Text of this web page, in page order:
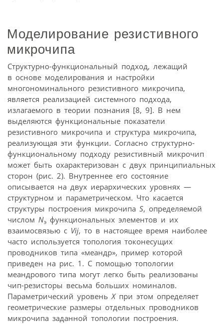
Моделирование резистивного
микрочипа
Структурно-функциональный подход, лежащий
в основе моделирования и настройки
многономинального резистивного микрочипа,
является реализацией системного подхода,
излагаемого в теории познания [8, 9]. В нем
выделяются функциональные показатели
резистивного микрочипа и структура микрочипа,
реализующая эти функции. Согласно структурно-
функциональному подходу резистивный микрочип
может быть охарактеризован с двух принципиальных
сторон (рис. 2). Внутреннее его состояние
описывается на двух иерархических уровнях —
структурном и параметрическом. Что касается
структуры построения микрочипа S, определяемой
числом Nэ функциональных элементов и их
взаимосвязью с Vij, то в настоящее время наиболее
часто используется топология токонесущих
проводников типа «меандр», пример которой
приведен на рис. 1. С помощью топологии
меандрового типа могут легко быть реализованы
чип-резисторы весьма больших номиналов.
Параметрический уровеньХпри этом определяет
геометрические размеры отдельных проводников
микрочипа заданной топологии построения.